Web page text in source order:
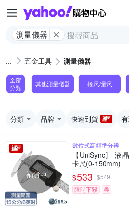
測量儀器
五金工具 測量儀器
全部
分類
其他測量儀器 捲尺/量尺
分類 品牌 快速到貨
補貨中
數位式高精準分辨
【UniSync】 液
卡尺(0-150mm)
$533 $549
限時下殺
券